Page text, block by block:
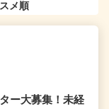
ー大募集！未経